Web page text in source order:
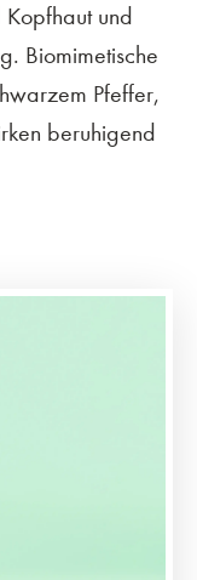
und
Biomimetische
Pfeffer,
beruhigend